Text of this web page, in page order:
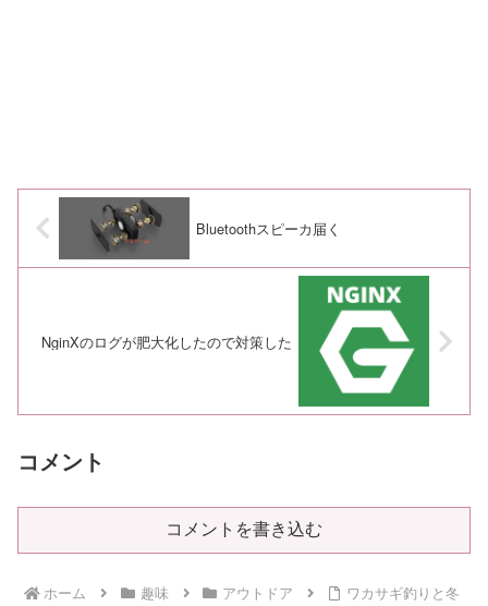
Bluetoothスピーカ届く
NginXのログが肥大化したので対策した
コメント
コメントを書き込む
ホーム 趣味 アウトドア
ワカサギ釣りと冬